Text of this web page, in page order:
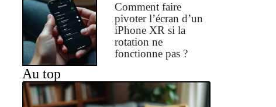
Comment faire
pivoter l’écran d’un
iPhone XR si la
rotation ne
fonctionne pas ?
Au top